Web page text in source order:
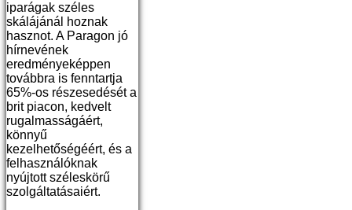
iparágak széles
skálájánál hoznak
hasznot. A Paragon jó
hírnevének
eredményeképpen
továbbra is fenntartja
65%-os részesedését a
brit piacon, kedvelt
rugalmasságáért,
könnyű
kezelhetőségéért, és a
felhasználóknak
nyújtott széleskörű
szolgáltatásaiért.